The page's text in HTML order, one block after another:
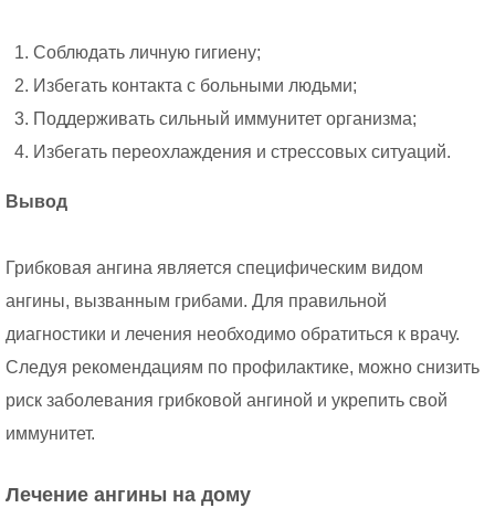
Соблюдать личную гигиену;
Избегать контакта с больными людьми;
Поддерживать сильный иммунитет организма;
Избегать переохлаждения и стрессовых ситуаций.
Вывод
Грибковая ангина является специфическим видом
ангины, вызванным грибами. Для правильной
диагностики и лечения необходимо обратиться к врачу.
Следуя рекомендациям по профилактике, можно снизить
риск заболевания грибковой ангиной и укрепить свой
иммунитет.
Лечение ангины на дому